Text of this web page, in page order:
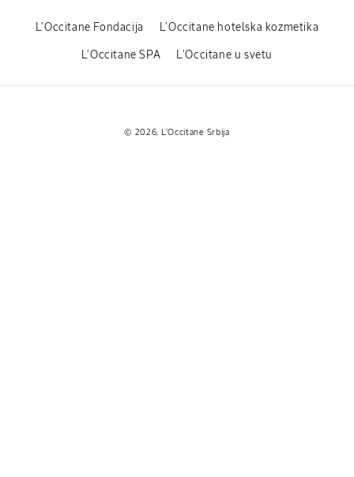
L'Occitane Fondacija L'Occitane hotelska kozmetika
L'Occitane SPA L'Occitane u svetu
© 2026, L'Occitane Srbija